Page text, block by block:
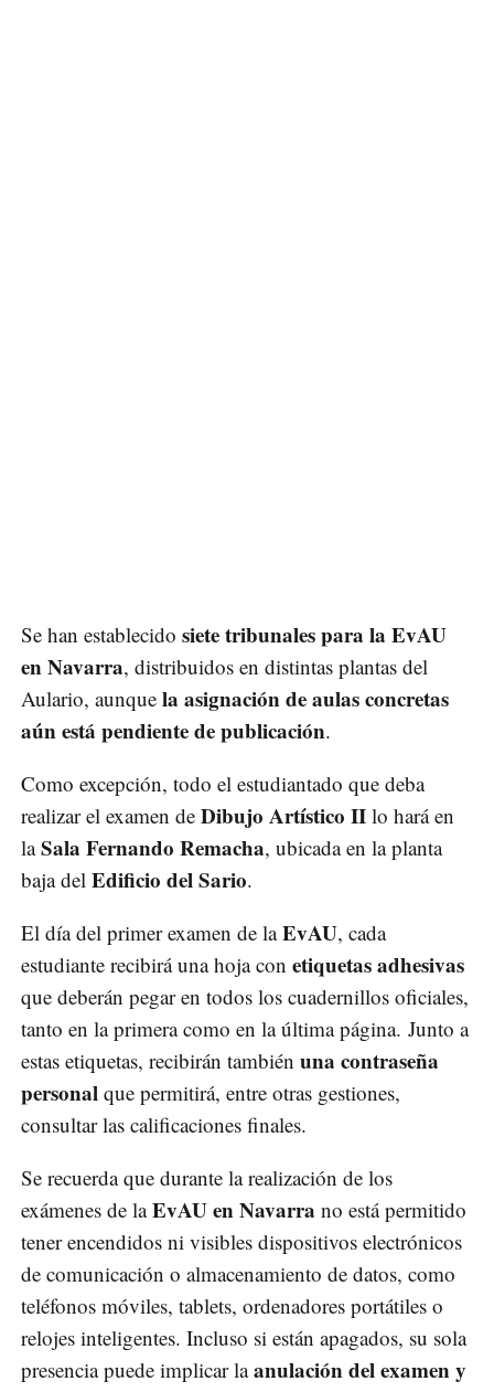
Se han establecido siete tribunales para la EvAU
en Navarra, distribuidos en distintas plantas del
Aulario, aunque la asignación de aulas concretas
aún está pendiente de publicación.
Como excepción, todo el estudiantado que deba
realizar el examen de Dibujo Artístico II lo hará en
laSala Fernando Remacha, ubicada en la planta
baja del Edificio del Sario.
El día del primer examen de laEvAU, cada
estudiante recibirá una hoja con etiquetas adhesivas
que deberán pegar en todos los cuadernillos oficiales,
tanto en la primera como en la última página. Junto a
estas etiquetas, recibirán también una contraseña
personal que permitirá, entre otras gestiones,
consultar las calificaciones finales.
Se recuerda que durante la realización de los
exámenes de laEvAU en Navarra no está permitido
tener encendidos ni visibles dispositivos electrónicos
de comunicación o almacenamiento de datos, como
teléfonos móviles, tablets, ordenadores portátiles o
relojes inteligentes. Incluso si están apagados, su sola
presencia puede implicar laanulación del examen y